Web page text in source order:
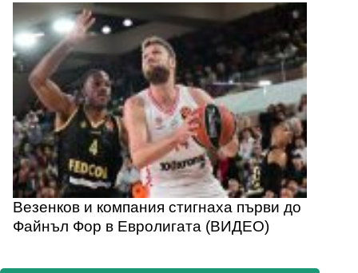
Везенков и компания стигнаха първи до
Файнъл Фор в Евролигата (ВИДЕО)